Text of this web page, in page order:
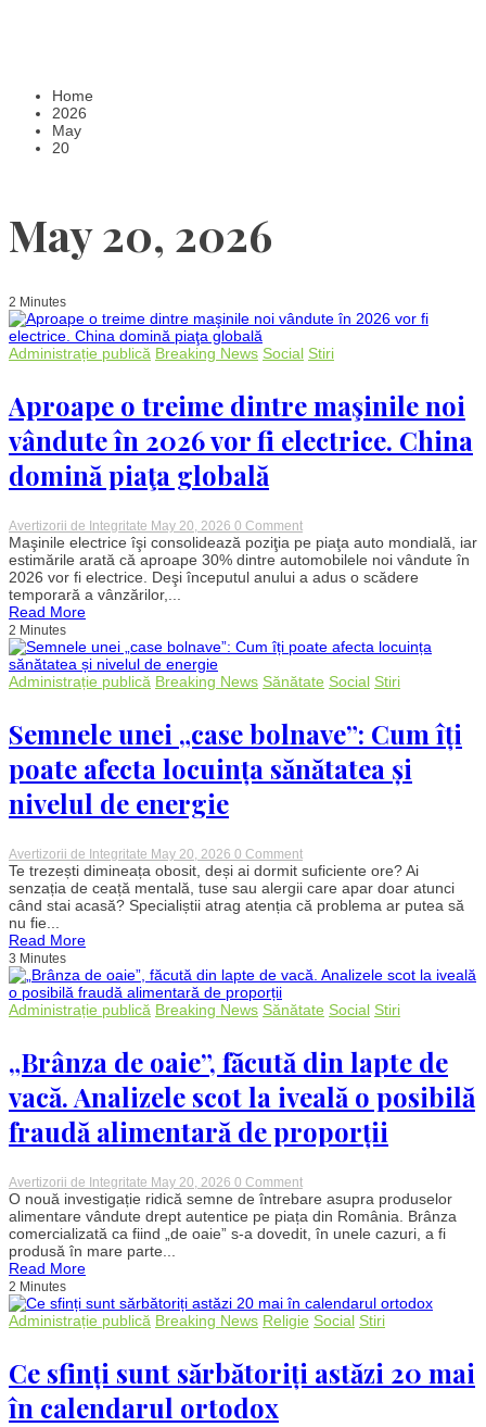
Home
2026
May
20
May 20, 2026
2 Minutes
Administrație publică Breaking News Social Stiri
Aproape o treime dintre maşinile noi
vândute în 2026 vor fi electrice. China
domină piaţa globală
Avertizorii de Integritate May 20, 2026 0 Commenton
Aproape
o
treime
dintre
în
vor
fi
domină
piaţa
globală
Maşinile electrice îşi consolidează poziţia pe piaţa auto mondială, iar
estimările arată că aproape 30% dintre automobilele noi vândute în
2026 vor fi electrice. Deşi începutul anului a adus o scădere
temporară a vânzărilor,...
Read More
2 Minutes
Administrație publică Breaking News Sănătate Social Stiri
Semnele unei „case bolnave”: Cum îți
poate afecta locuința sănătatea și
nivelul de energie
Avertizorii de Integritate May 20, 2026 0 Commenton
Semnele
unei
„case
bolnave”:
afecta
sănătatea
și
de
energie
Te trezești dimineața obosit, deși ai dormit suficiente ore? Ai
senzația de ceață mentală, tuse sau alergii care apar doar atunci
când stai acasă? Specialiștii atrag atenția că problema ar putea să
nu fie...
Read More
3 Minutes
Administrație publică Breaking News Sănătate Social Stiri
„Brânza de oaie”, făcută din lapte de
vacă. Analizele scot la iveală o posibilă
fraudă alimentară de proporții
Avertizorii de Integritate May 20, 2026 0 Commenton
„Brânza
de
oaie”,
făcută
vacă.
Analizele
iveală
o
O nouă investigație ridică semne de întrebare asupra produselor
alimentare vândute drept autentice pe piața din România. Brânza
comercializată ca fiind „de oaie” s-a dovedit, în unele cazuri, a fi
produsă în mare parte...
Read More
2 Minutes
Administrație publică Breaking News Religie Social Stiri
Ce sfinți sunt sărbătoriți astăzi 20 mai
în calendarul ortodox